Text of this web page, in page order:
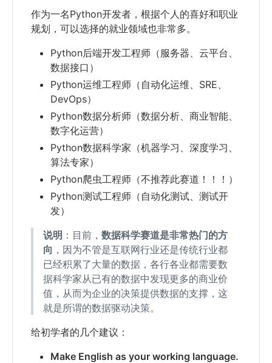
作为一名Python开发者，根据个人的喜好和职业
规划，可以选择的就业领域也非常多。
Python后端开发工程师（服务器、云平台、
数据接口）
Python运维工程师（自动化运维、SRE、
DevOps）
Python数据分析师（数据分析、商业智能、
数字化运营）
Python数据科学家（机器学习、深度学习、
算法专家）
Python爬虫工程师（不推荐此赛道！！！）
Python测试工程师（自动化测试、测试开
发）
说明 ：目前， 数据科学赛道是非常热门的方
向 ，因为不管是互联网行业还是传统行业都
已经积累了大量的数据，各行各业都需要数
据科学家从已有的数据中发现更多的商业价
值，从而为企业的决策提供数据的支撑，这
就是所谓的数据驱动决策。
给初学者的几个建议：
Make English as your working language.